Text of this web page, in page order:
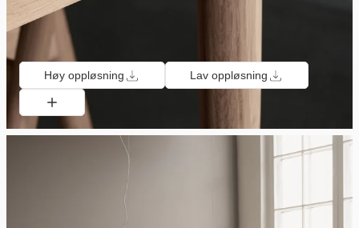
Høy oppløsning Lav oppløsning